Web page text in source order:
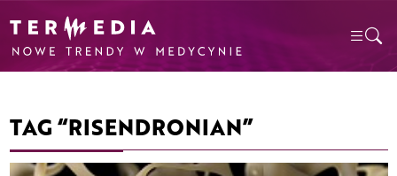
TAG “RISENDRONIAN”